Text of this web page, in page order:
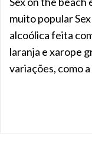
muito popular
alcoólica feita
laranja e xarope
variações, como